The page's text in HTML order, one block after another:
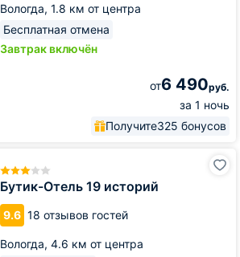
Вологда, 1.8 км от центра
Бесплатная отмена
Завтрак включён
от6 490руб.
за 1 ночь
Получите325 бонусов
Бутик-Отель 19 историй
9.6 18 отзывов гостей
Вологда, 4.6 км от центра